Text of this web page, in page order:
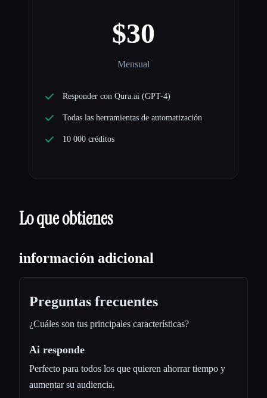
$30
Mensual
Responder con Qura.ai (GPT-4)
Todas las herramientas de automatización
10 000 créditos
Lo que obtienes
información adicional
Preguntas frecuentes
¿Cuáles son tus principales características?
Ai responde
Perfecto para todos los que quieren ahorrar tiempo y
aumentar su audiencia.